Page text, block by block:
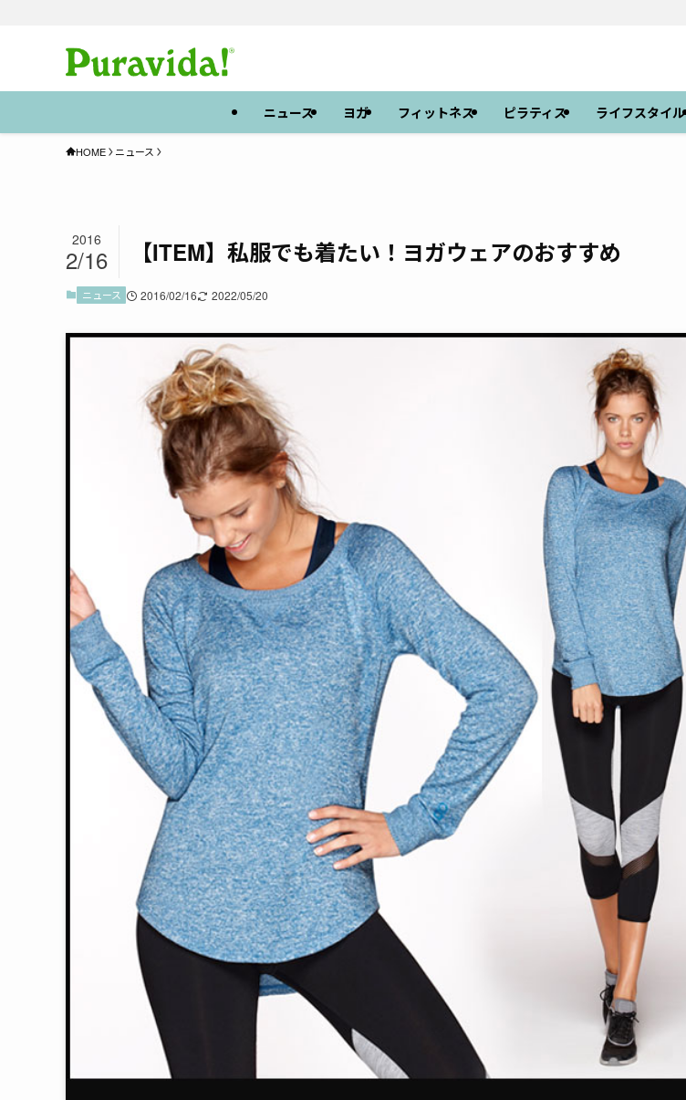
ニュース ヨガ フィットネス ピラティス ライフスタイル
HOME ニュース
【ITEM】私服でも着たい！ヨガウェアのおすすめ
2016
2/16
ニュース 2016/02/16 2022/05/20